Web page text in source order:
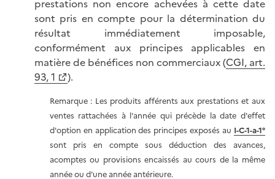
prestations non encore achevées à cette date
sont pris en compte pour la détermination du
résultat immédiatement imposable,
conformément aux principes applicables en
matière de bénéfices non commerciaux (CGI, art.
93, 1
).
Remarque : Les produits afférents aux prestations et aux
ventes rattachées à l'année qui précède la date d'effet
d'option en application des principes exposés au I-C-1-a-1°
sont pris en compte sous déduction des avances,
acomptes ou provisions encaissés au cours de la même
année ou d'une année antérieure.